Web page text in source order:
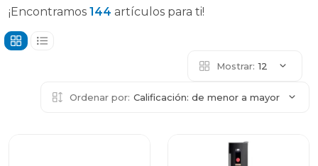
¡Encontramos 144 artículos para ti!
Mostrar: 12
Ordenar por: Calificación: de menor a mayor